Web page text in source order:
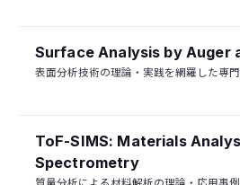
Surface Analysis by Auger
表面分析技術の理論・実践を網羅した専
ToF-SIMS: Materials
Spectrometry
質量分析による材料解析の理論・応用事